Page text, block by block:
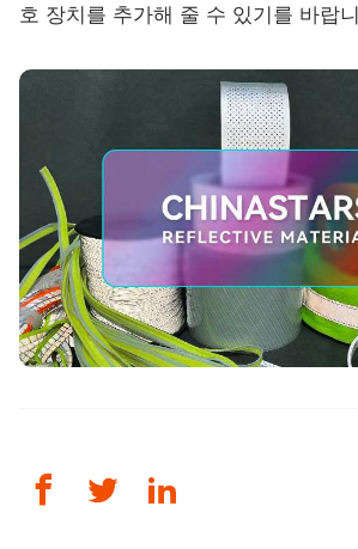
호 장치를 추가해 줄 수 있기를 바랍